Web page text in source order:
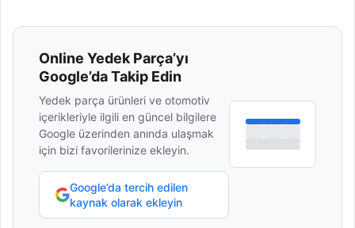
Online Yedek Parça’yı
Google’da Takip Edin
Yedek parça ürünleri ve otomotiv
içerikleriyle ilgili en güncel bilgilere
Google üzerinden anında ulaşmak
için bizi favorilerinize ekleyin.
Google’da tercih edilen
kaynak olarak ekleyin